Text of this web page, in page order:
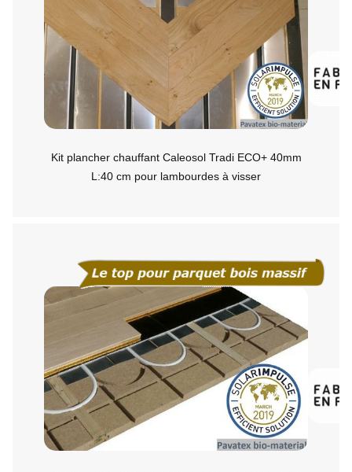
Kit plancher chauffant Caleosol Tradi ECO+ 40mm
L:40 cm pour lambourdes à visser